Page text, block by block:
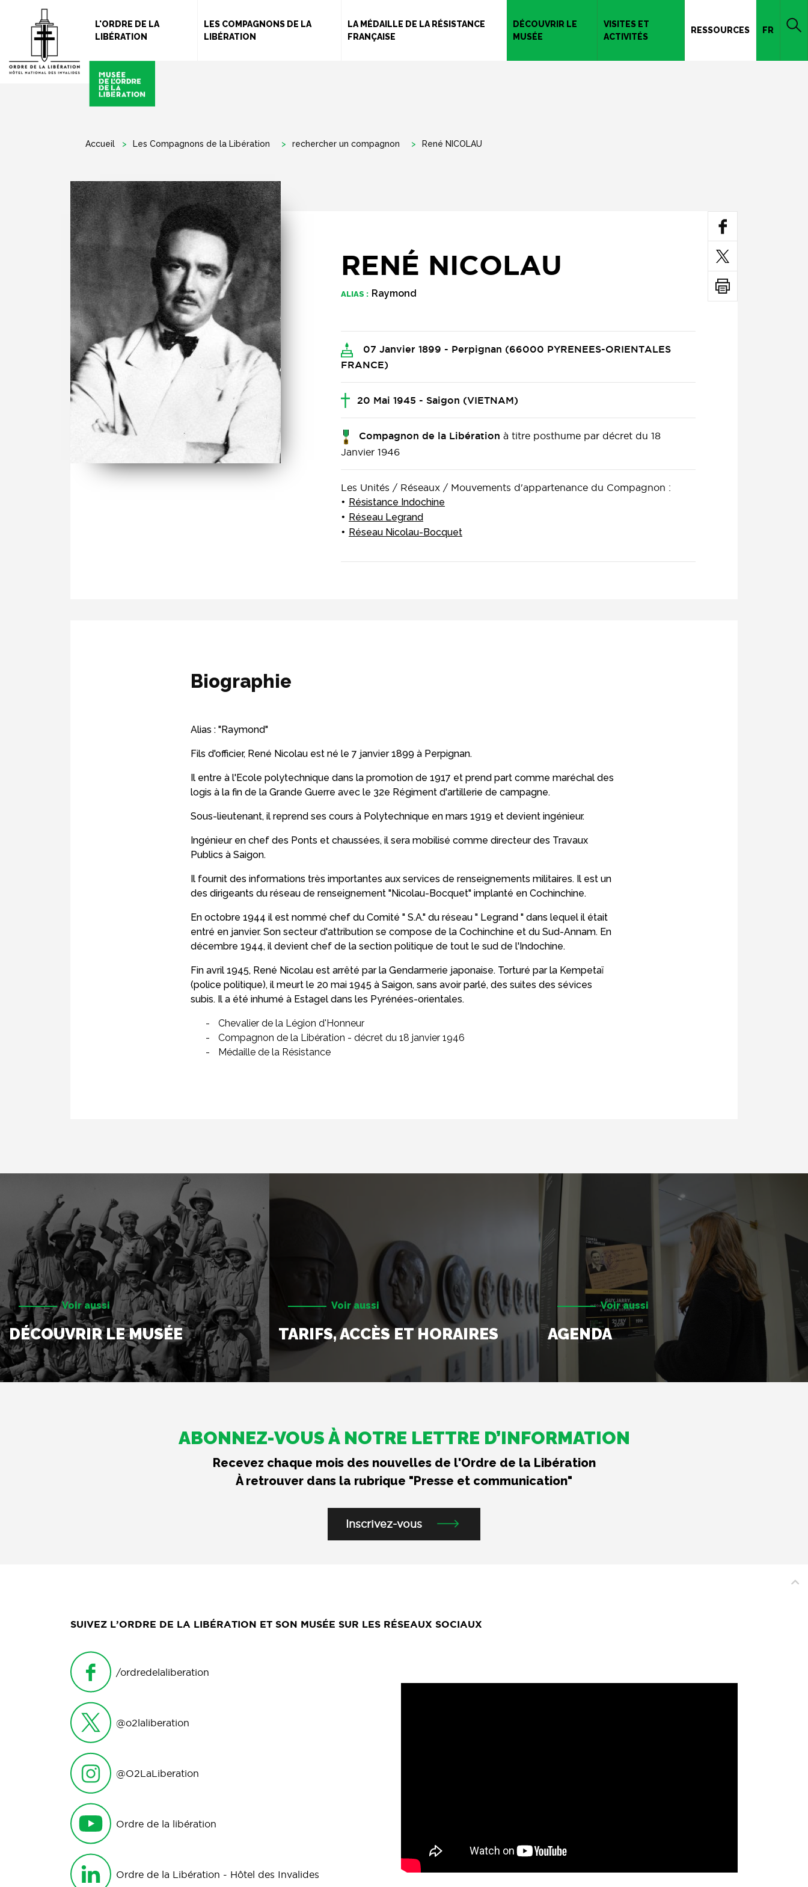
au
L'ORDRE DE LA
LIBÉRATION
LES COMPAGNONS DE LA
LIBÉRATION
LA MÉDAILLE DE LA RÉSISTANCE
FRANÇAISE
DÉCOUVRIR LE
MUSÉE
VISITES ET
ACTIVITÉS
RESSOURCES FR
Accueil Les Compagnons de la Libération rechercher un compagnon René NICOLAU
RENÉ NICOLAU
ALIAS : Raymond
07 Janvier 1899 - Perpignan (66000 PYRENEES-ORIENTALES
FRANCE)
20 Mai 1945 - Saigon (VIETNAM)
Compagnon de la Libération à titre posthume par décret du 18
Janvier 1946
Les Unités / Réseaux / Mouvements d'appartenance du Compagnon :
Résistance Indochine
Réseau Legrand
Réseau Nicolau-Bocquet
Biographie
Alias : "Raymond"
Fils d'officier, René Nicolau est né le 7 janvier 1899 à Perpignan.
Il entre à l'Ecole polytechnique dans la promotion de 1917 et prend part comme maréchal des
logis à la fin de la Grande Guerre avec le 32e Régiment d'artillerie de campagne.
Sous-lieutenant, il reprend ses cours à Polytechnique en mars 1919 et devient ingénieur.
Ingénieur en chef des Ponts et chaussées, il sera mobilisé comme directeur des Travaux
Publics à Saigon.
Il fournit des informations très importantes aux services de renseignements militaires. Il est un
des dirigeants du réseau de renseignement "Nicolau-Bocquet" implanté en Cochinchine.
En octobre 1944 il est nommé chef du Comité " S.A." du réseau " Legrand " dans lequel il était
entré en janvier. Son secteur d'attribution se compose de la Cochinchine et du Sud-Annam. En
décembre 1944, il devient chef de la section politique de tout le sud de l'Indochine.
Fin avril 1945, René Nicolau est arrêté par la Gendarmerie japonaise. Torturé par la Kempetaï
(police politique), il meurt le 20 mai 1945 à Saigon, sans avoir parlé, des suites des sévices
subis. Il a été inhumé à Estagel dans les Pyrénées-orientales.
Chevalier de la Légion d'Honneur
Compagnon de la Libération - décret du 18 janvier 1946
Médaille de la Résistance
Voir aussi
DÉCOUVRIR LE MUSÉE
Voir aussi
TARIFS, ACCÈS ET HORAIRES
Voir aussi
AGENDA
ABONNEZ-VOUS À NOTRE LETTRE D’INFORMATION
Recevez chaque mois des nouvelles de l'Ordre de la Libération
À retrouver dans la rubrique "Presse et communication"
Inscrivez-vous
SUIVEZ L’ORDRE DE LA LIBÉRATION ET SON MUSÉE SUR LES RÉSEAUX SOCIAUX
/ordredelaliberation
@o2laliberation
@O2LaLiberation
Ordre de la libération
Ordre de la Libération - Hôtel des Invalides